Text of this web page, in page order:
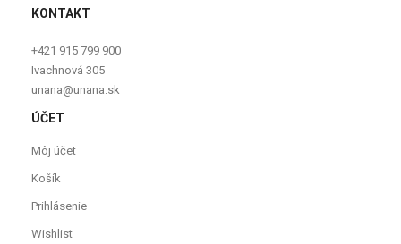
KONTAKT
+421 915 799 900
Ivachnová 305
unana@unana.sk
ÚČET
Môj účet
Košík
Prihlásenie
Wishlist